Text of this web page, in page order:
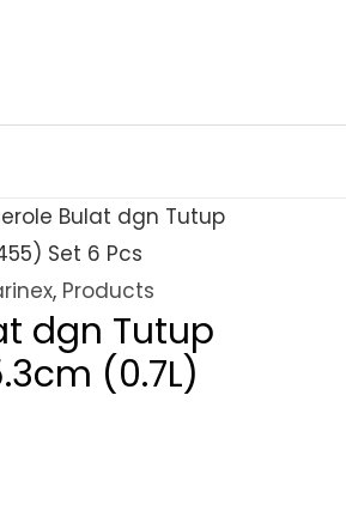
Bulat dgn Tutup
Set 6 Pcs
, Products
dgn Tutup
(0.7L)